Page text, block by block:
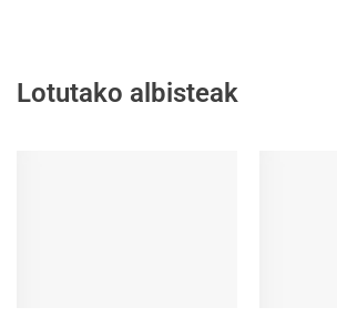
Lotutako albisteak